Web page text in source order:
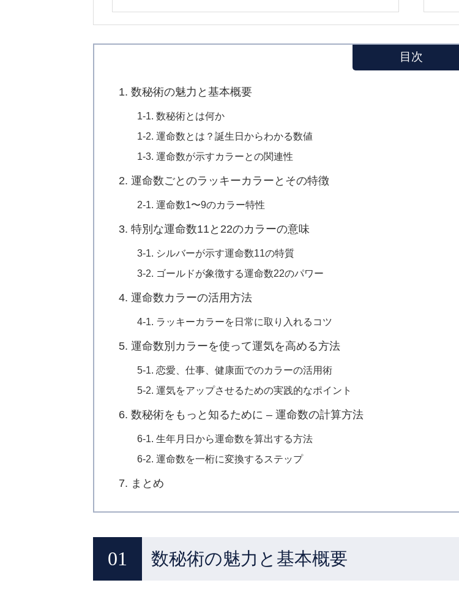
目次
1. 数秘術の魅力と基本概要
1-1. 数秘術とは何か
1-2. 運命数とは？誕生日からわかる数値
1-3. 運命数が示すカラーとの関連性
2. 運命数ごとのラッキーカラーとその特徴
2-1. 運命数1〜9のカラー特性
3. 特別な運命数11と22のカラーの意味
3-1. シルバーが示す運命数11の特質
3-2. ゴールドが象徴する運命数22のパワー
4. 運命数カラーの活用方法
4-1. ラッキーカラーを日常に取り入れるコツ
5. 運命数別カラーを使って運気を高める方法
5-1. 恋愛、仕事、健康面でのカラーの活用術
5-2. 運気をアップさせるための実践的なポイント
6. 数秘術をもっと知るために – 運命数の計算方法
6-1. 生年月日から運命数を算出する方法
6-2. 運命数を一桁に変換するステップ
7. まとめ
数秘術の魅力と基本概要